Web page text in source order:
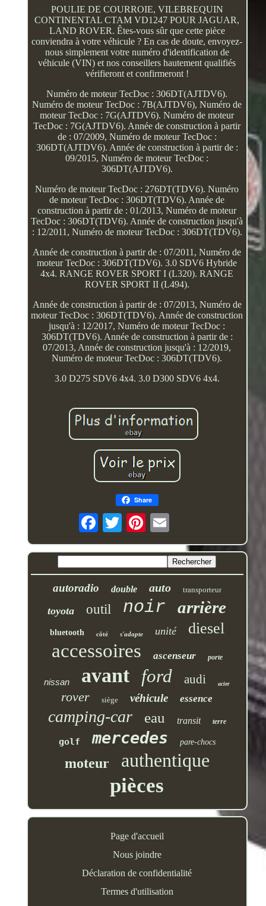
POULIE DE COURROIE, VILEBREQUIN
CONTINENTAL CTAM VD1247 POUR JAGUAR,
LAND ROVER. Êtes-vous sûr que cette pièce
conviendra à votre véhicule ? En cas de doute, envoyez-
nous simplement votre numéro d'identification de
véhicule (VIN) et nos conseillers hautement qualifiés
vérifieront et confirmeront !
Numéro de moteur TecDoc : 306DT(AJTDV6).
Numéro de moteur TecDoc : 7B(AJTDV6), Numéro de
moteur TecDoc : 7G(AJTDV6). Numéro de moteur
TecDoc : 7G(AJTDV6). Année de construction à partir
de : 07/2009, Numéro de moteur TecDoc :
306DT(AJTDV6). Année de construction à partir de :
09/2015, Numéro de moteur TecDoc :
306DT(AJTDV6).
Numéro de moteur TecDoc : 276DT(TDV6). Numéro
de moteur TecDoc : 306DT(TDV6). Année de
construction à partir de : 01/2013, Numéro de moteur
TecDoc : 306DT(TDV6). Année de construction jusqu'à
: 12/2011, Numéro de moteur TecDoc : 306DT(TDV6).
Année de construction à partir de : 07/2011, Numéro de
moteur TecDoc : 306DT(TDV6). 3.0 SDV6 Hybride
4x4. RANGE ROVER SPORT I (L320). RANGE
ROVER SPORT II (L494).
Année de construction à partir de : 07/2013, Numéro de
moteur TecDoc : 306DT(TDV6). Année de construction
jusqu'à : 12/2017, Numéro de moteur TecDoc :
306DT(TDV6). Année de construction à partir de :
07/2013, Année de construction jusqu'à : 12/2019,
Numéro de moteur TecDoc : 306DT(TDV6).
3.0 D275 SDV6 4x4. 3.0 D300 SDV6 4x4.
Share
autoradio double auto transporteur
toyota outil noir arrière
bluetooth côté s'adapte unité diesel
accessoires ascenseur porte
nissan avant ford audi acier
rover siège véhicule essence
camping-car eau transit terre
golf mercedes pare-chocs
moteur authentique
pièces
Page d'accueil
Nous joindre
Déclaration de confidentialité
Termes d'utilisation